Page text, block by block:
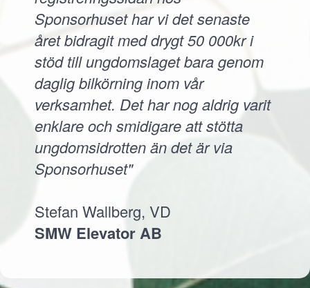
Sponsorhuset har vi det senaste
året bidragit med drygt 50 000kr i
stöd till ungdomslaget bara genom
daglig bilkörning inom vår
verksamhet. Det har nog aldrig varit
enklare och smidigare att stötta
ungdomsidrotten än det är via
Sponsorhuset"
Stefan Wallberg, VD
SMW Elevator AB